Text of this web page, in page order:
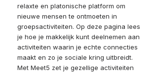
relaxte en platonische platform om
nieuwe mensen te ontmoeten in
groepsactiviteiten. Op deze pagina lees
je hoe je makkelijk kunt deelnemen aan
activiteiten waarin je echte connecties
maakt en zo je sociale kring uitbreidt.
Met Meet5 zet je gezellige activiteiten